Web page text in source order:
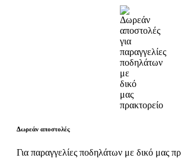
Δωρεάν αποστολές
Για παραγγελίες ποδηλάτων με δικό μας